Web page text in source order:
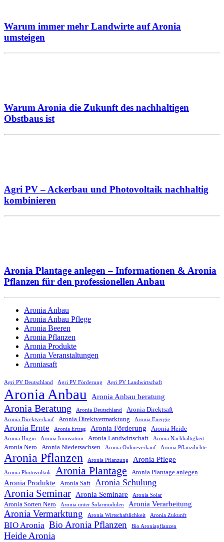
Warum immer mehr Landwirte auf Aronia
umsteigen
Warum Aronia die Zukunft des nachhaltigen
Obstbaus ist
Agri PV – Ackerbau und Photovoltaik nachhaltig
kombinieren
Aronia Plantage anlegen – Informationen & Aronia
Pflanzen für den professionellen Anbau
Aronia Anbau
Aronia Anbau Pflege
Aronia Beeren
Aronia Pflanzen
Aronia Produkte
Aronia Veranstaltungen
Aroniasaft
Agri PV Deutschland Agri PV Förderung Agri PV Landwirtschaft
Aronia Anbau Aronia Anbau beratung
Aronia Beratung Aronia Deutschland Aronia Direktsaft
Aronia Direktverkauf Aronia Direktvermarktung Aronia Energie
Aronia Ernte Aronia Ertrag Aronia Förderung Aronia Heide
Aronia Hugin Aronia Innovation Aronia Landwirtschaft Aronia Nachhaltigkeit
Aronia Nero Aronia Niedersachsen Aronia Onlineverkauf Aronia Pflanzdichte
Aronia Pflanzen Aronia Pflanzung Aronia Pflege
Aronia Photovoltaik Aronia Plantage Aronia Plantage anlegen
Aronia Produkte Aronia Saft Aronia Schulung
Aronia Seminar Aronia Seminare Aronia Solar
Aronia Sorten Nero Aronia unter Solarmodulen Aronia Verarbeitung
Aronia Vermarktung Aronia Wirtschaftlichkeit Aronia Zukunft
BIO Aronia Bio Aronia Pflanzen Bio Aroniapflanzen
Heide Aronia